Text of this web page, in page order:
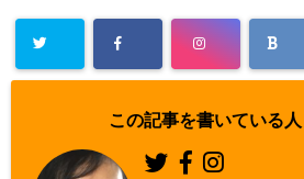
この記事を書いている人